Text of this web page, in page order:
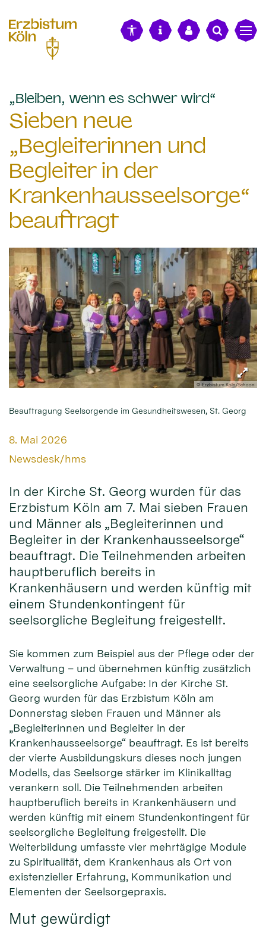
„Bleiben, wenn es schwer wird“
Sieben neue
„Begleiterinnen und
Begleiter in der
Krankenhausseelsorge“
beauftragt
© Erzbistum Köln/Schoon
Beauftragung Seelsorgende im Gesundheitswesen, St. Georg
Datum:
8. Mai 2026
Von:
Newsdesk/hms
In der Kirche St. Georg wurden für das
Erzbistum Köln am 7. Mai sieben Frauen
und Männer als „Begleiterinnen und
Begleiter in der Krankenhausseelsorge“
beauftragt. Die Teilnehmenden arbeiten
hauptberuflich bereits in
Krankenhäusern und werden künftig mit
einem Stundenkontingent für
seelsorgliche Begleitung freigestellt.
Sie kommen zum Beispiel aus der Pflege oder der
Verwaltung – und übernehmen künftig zusätzlich
eine seelsorgliche Aufgabe: In der Kirche St.
Georg wurden für das Erzbistum Köln am
Donnerstag sieben Frauen und Männer als
„Begleiterinnen und Begleiter in der
Krankenhausseelsorge“ beauftragt. Es ist bereits
der vierte Ausbildungskurs dieses noch jungen
Modells, das Seelsorge stärker im Klinikalltag
verankern soll. Die Teilnehmenden arbeiten
hauptberuflich bereits in Krankenhäusern und
werden künftig mit einem Stundenkontingent für
seelsorgliche Begleitung freigestellt. Die
Weiterbildung umfasste vier mehrtägige Module
zu Spiritualität, dem Krankenhaus als Ort von
existenzieller Erfahrung, Kommunikation und
Elementen der Seelsorgepraxis.
Mut gewürdigt